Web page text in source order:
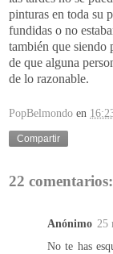
pinturas en toda su
fundidas o no
también que siendo
de que alguna
de lo razonable.
PopBelmondo en
Compartir
22 comentarios:
Anónimo 25
No te has